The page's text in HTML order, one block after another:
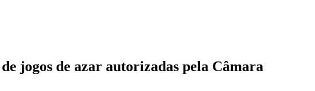
jogos de azar autorizadas pela Câmara